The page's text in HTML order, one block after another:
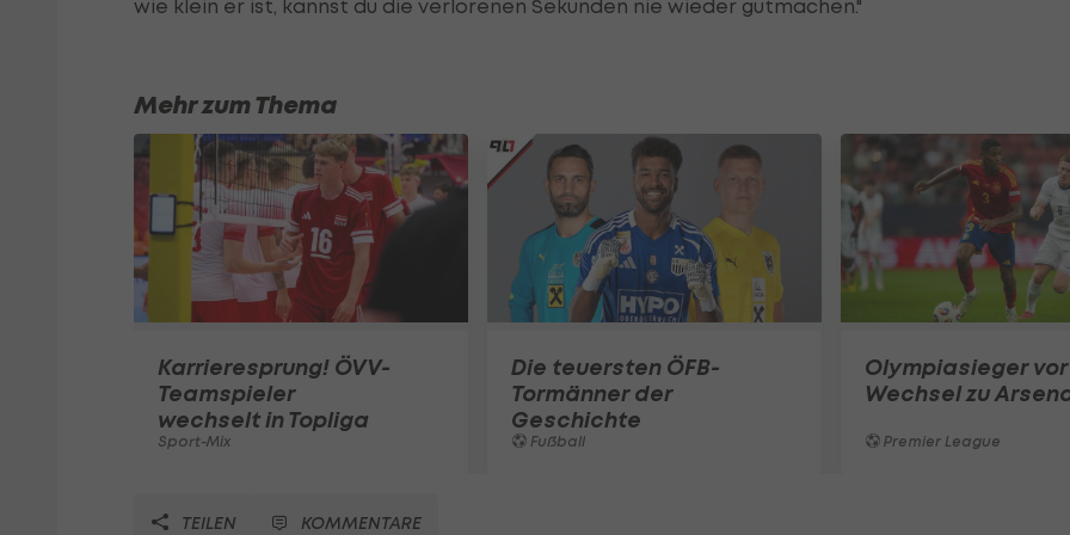
wie klein er ist, kannst du die verlorenen Sekunden nie wieder gutmachen."
Mehr zum Thema
Karrieresprung! ÖVV-
Teamspieler
wechselt in Topliga
Sport-Mix
Die teuersten ÖFB-
Tormänner der
Geschichte
Fußball
Olympiasieger vor
Wechsel zu
Premier League
TEILEN KOMMENTARE